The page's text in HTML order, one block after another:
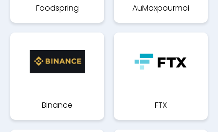
Foodspring AuMaxpourmoi
Binance FTX